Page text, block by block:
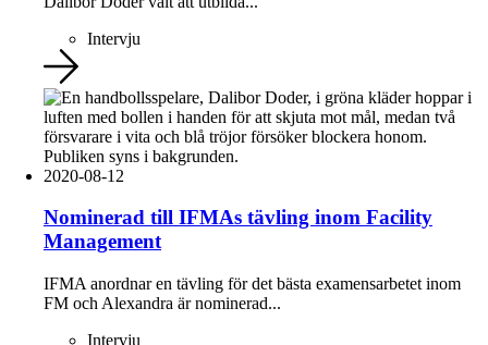
Intervju
2020-08-12
Nominerad till IFMAs tävling inom Facility
Management
IFMA anordnar en tävling för det bästa examensarbetet inom
FM och Alexandra är nominerad...
Intervju